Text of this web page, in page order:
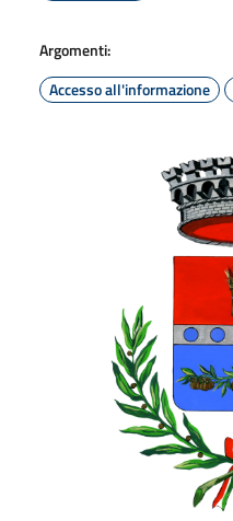
Argomenti:
Accesso all'informazione